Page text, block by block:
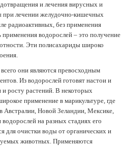
и лечения вирусных и
при лечении желудочно-кишечных
радиоактивных, без применения
водорослей – это получение
Эти полисахариды широко
они являются превосходным
Из водорослей готовят настои и
росту растений. В некоторых
применение в марикультуре, где
Австралии, Новой Зеландии, Мексике,
на разных стадиях его
для очистки воды от органических и
животных. Применяются